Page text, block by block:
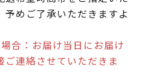
めご了承いただきますよ
合：お届け当日にお届け
連絡させていただきま